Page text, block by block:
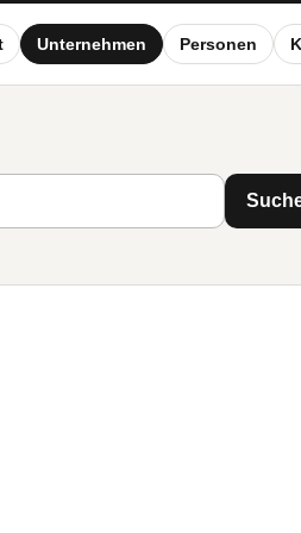
Unternehmen Personen